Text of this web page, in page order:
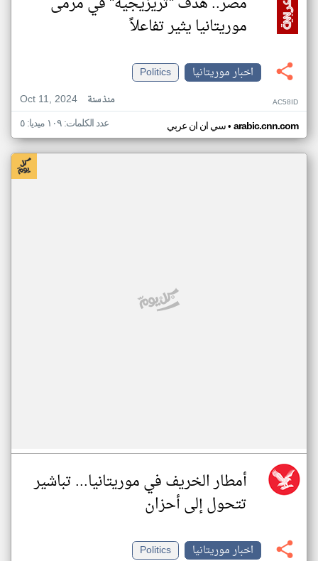
موريتانيا يثير تفاعلاً
اخبار موريتانيا
Politics
Oct 11, 2024
منذ سنة AC58ID
سي ان ان عربي• arabic.cnn.com عدد الكلمات: ١٠٩ ميديا: ٥
أمطار الخريف في موريتانيا... تباشير
تتحول إلى أحزان
اخبار موريتانيا
Politics